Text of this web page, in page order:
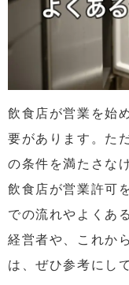
飲食店が営業を始
要があります。た
の条件を満たさな
飲食店が営業許可
での流れやよくあ
経営者や、これか
は、ぜひ参考にし